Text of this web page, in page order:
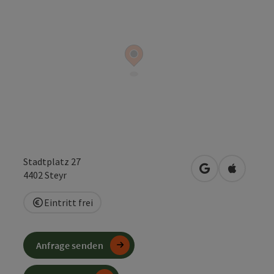
Stadtplatz 27
4402Steyr in Googlein Apple
Eintritt frei
Anfrage senden